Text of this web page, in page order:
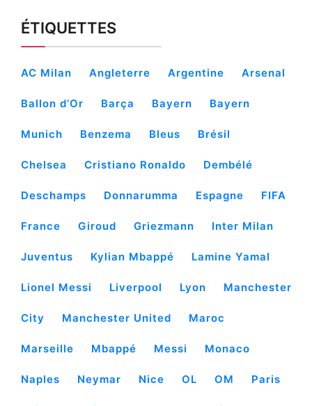
ÉTIQUETTES
AC Milan Angleterre Argentine Arsenal
Ballon d’Or Barça Bayern Bayern
Munich Benzema Bleus Brésil
Chelsea Cristiano Ronaldo Dembélé
Deschamps Donnarumma Espagne FIFA
France Giroud Griezmann Inter Milan
Juventus Kylian Mbappé Lamine Yamal
Lionel Messi Liverpool Lyon Manchester
City Manchester United Maroc
Marseille Mbappé Messi Monaco
Naples Neymar Nice OL OM Paris